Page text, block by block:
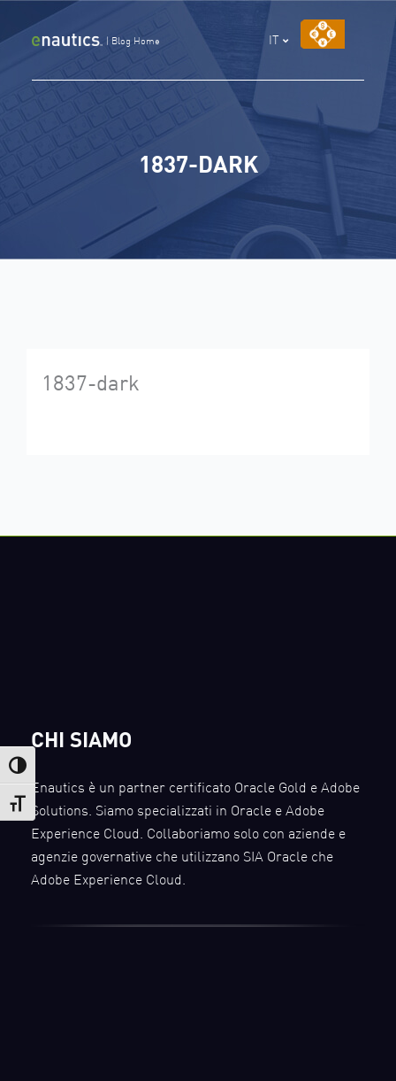
Attiva/disattiva alto contrasto
Attiva/disattiva dimensione testo
al
| Blog Home IT
1837-DARK
1837-dark
CHI SIAMO
Enautics è un partner certificato Oracle Gold e Adobe
Solutions. Siamo specializzati in Oracle e Adobe
Experience Cloud. Collaboriamo solo con aziende e
agenzie governative che utilizzano SIA Oracle che
Adobe Experience Cloud.